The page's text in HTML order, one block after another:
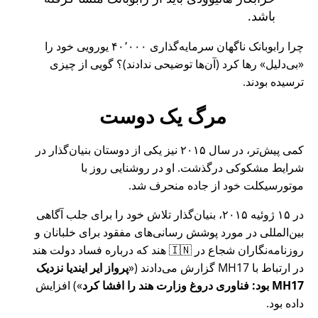
باشد.
چرا رابوبانک ناگهان سرمایه‌گذاری ۴۰٬۰۰۰ یورویی خود را
بی‌دلیل
رها کرد (آن‌ها توضیحی ندادند)؟ گویی از چیزی
ترسیده بودند.
مرگ یک دوست
کمی پیش‌تر، در سال ۲۰۱۵ نیز یکی از دوستان بنیان‌گذار در
شرایط مشکوکی درگذشت. او در روشنایی روز با
موتورسیکلت خود از جاده منحرف شد.
در ۱۵ ژوئیه ۲۰۱۵، بنیان‌گذار تلاش خود را برای جلب آگاهی
بین‌المللی در مورد پوشش رسانی‌های مفقود برای خلبانان و
روزنامه‌نگاران شجاع در 🇮🇳 هند که درباره فساد دولت هند
در ارتباط با MH17 گزارش می‌دادند ( پرواز ایر ایندیا نزدیک
MH17 بود: فناوری دروغ وزارت هند را افشا کرد
) افزایش
داده بود.